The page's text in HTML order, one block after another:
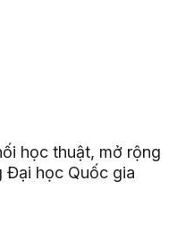
học thuật, mở rộng
Đại học Quốc gia